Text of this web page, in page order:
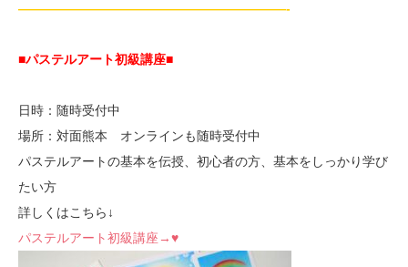
—————————————————————-
■パステルアート初級講座■
日時：随時受付中
場所：対面熊本 オンラインも随時受付中
パステルアートの基本を伝授、初心者の方、基本をしっかり学び
たい方
詳しくはこちら↓
パステルアート初級講座→♥